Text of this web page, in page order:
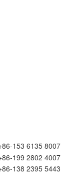
153 6135 8007
199 2802 4007
138 2395 5443